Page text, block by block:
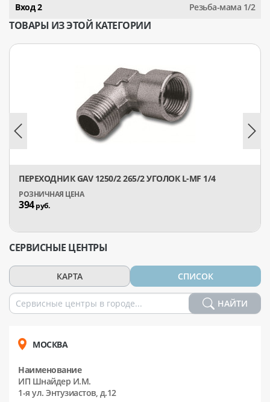
Вход 2 Резьба-мама 1/2
ТОВАРЫ ИЗ ЭТОЙ КАТЕГОРИИ
ПЕРЕХОДНИК GAV 1250/2 265/2 УГОЛОК L-MF 1/4
394руб.
СЕРВИСНЫЕ ЦЕНТРЫ
КАРТА СПИСОК
НАЙТИ
МОСКВА
Наименование
ИП Шнайдер И.М.
1-я ул. Энтузиастов, д.12